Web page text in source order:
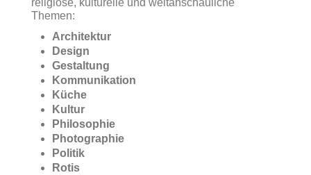
Themen:
Architektur
Design
Gestaltung
Kommunikation
Küche
Kultur
Philosophie
Photographie
Politik
Rotis